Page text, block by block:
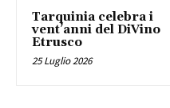
Tarquinia celebra i
vent’anni del DiVino
Etrusco
25 Luglio 2026